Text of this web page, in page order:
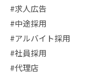
#求人広告
#中途採用
#アルバイト採用
#社員採用
#代理店